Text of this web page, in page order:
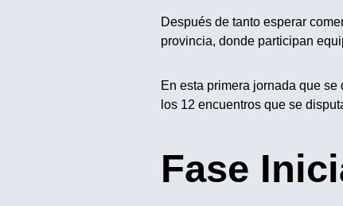
Después de tanto esperar
provincia, donde participan
En esta primera jornada que
los 12 encuentros que se
Fase